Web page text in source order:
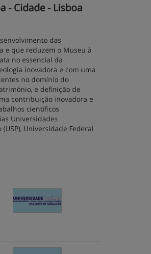
- Cidade - Lisboa
das
e que reduzem o Museu à
no essencial da
inovadora e com uma
no domínio do
e definição de
contribuição inovadora e
científicos
Universidades
Universidade Federal